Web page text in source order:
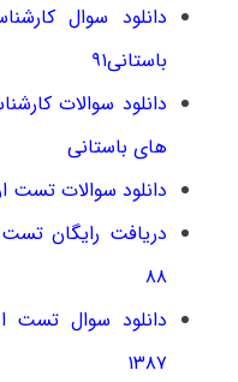
دانلود سوال
باستانی۹۱
های باستانی
دانلود سوالات تست
دریافت رایگان
۸۸
دانلود سوال تست
۱۳۸۷